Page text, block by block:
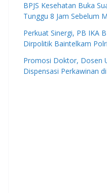
BPJS Kesehatan Buka
Tunggu 8 Jam Sebelum
Perkuat Sinergi, PB IKA
Dirpolitik Baintelkam
Promosi Doktor, Dosen
Dispensasi Perkawinan